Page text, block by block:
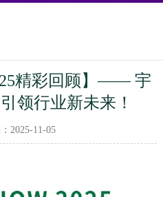
精彩回顾】—— 宇
领行业新未来！
2025-11-05